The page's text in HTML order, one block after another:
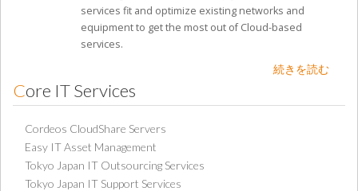
services fit and optimize existing networks and
equipment to get the most out of Cloud-based
services.
続きを読む
Core IT Services
Cordeos CloudShare Servers
Easy IT Asset Management
Tokyo Japan IT Outsourcing Services
Tokyo Japan IT Support Services